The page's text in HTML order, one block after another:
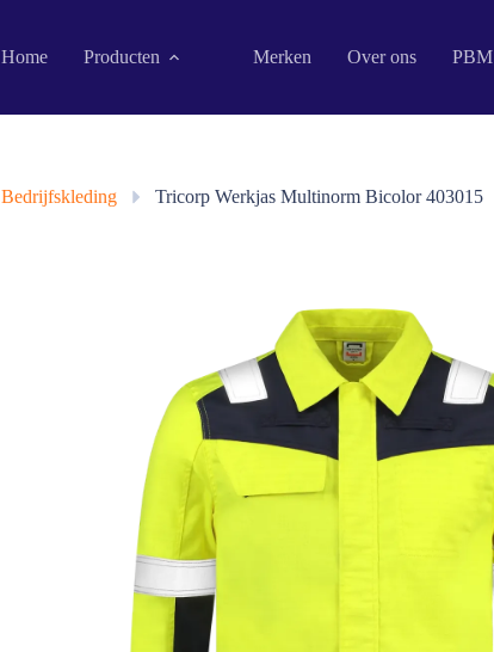
Home Producten Merken Over ons PBM
Bedrijfskleding » Tricorp Werkjas Multinorm Bicolor 403015